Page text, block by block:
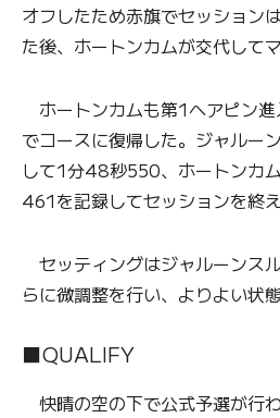
オフしたため赤旗でセッション
た後、ホートンカムが交代して
ホートンカムも第1ヘアピン
でコースに復帰した。ジャルー
して1分48秒550、ホートンカ
461を記録してセッションを終え
セッティングはジャルーンス
らに微調整を行い、よりよい状
■QUALIFY
快晴の空の下で公式予選が行